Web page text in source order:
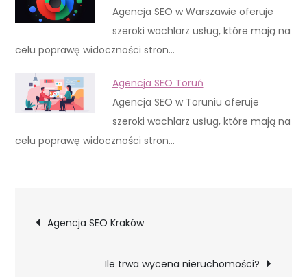
Agencja SEO w Warszawie oferuje
szeroki wachlarz usług, które mają na
celu poprawę widoczności stron…
Agencja SEO Toruń
Agencja SEO w Toruniu oferuje
szeroki wachlarz usług, które mają na
celu poprawę widoczności stron…
Nawigacja
wpisu
Agencja SEO Kraków
Ile trwa wycena nieruchomości?